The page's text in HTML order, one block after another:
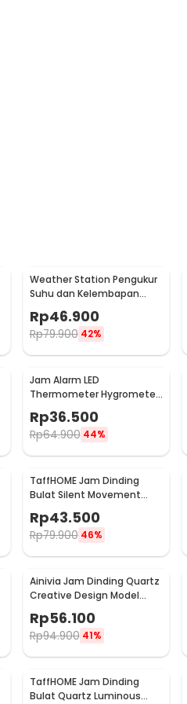
Weather Station Pengukur
Suhu dan Kelembapan
Desk Jam Alarm - 3210
Rp46.900
Rp79.900 42%
Jam Alarm LED
Thermometer Hygrometer
Forecast Weather Station -
2159T
Rp36.500
Rp64.900 44%
TaffHOME Jam Dinding
Bulat Silent Movement
Quartz Model Modern 29cm
- H6589
Rp43.500
Rp79.900 46%
Ainivia Jam Dinding Quartz
Creative Design Model
Luminous 30cm - MM61WC
Rp56.100
Rp94.900 41%
TaffHOME Jam Dinding
Bulat Quartz Luminous